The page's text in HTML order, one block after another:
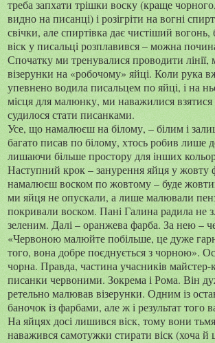
треба запхати трішки воску (краще
видно на писанці) і розігріти на вогні
свічки, але спиртівка дає чистіший вогонь,
віск у писальці розплавився – можна
Спочатку ми тренувалися проводити лінії,
візерунки на «робочому» яйці. Коли рука
упевнено водила писальцем по яйці, і на
місця для малюнку, ми наважилися
судилося стати писанками.
Усе, що намалюєш на білому, – білим і
багато писав по білому, хтось робив лише
лишаючи більше простору для інших
Наступний крок – занурення яйця у
намалюєш воском по жовтому – буде
ми яйця не опускали, а лише малювали
покривали воском. Пані Галина радила не
зеленим. Далі – оранжева фарба. За нею –
«Червоною малюйте побільше, це дуже
того, вона добре поєднується з чорною».
чорна. Правда, частина учасників
писанки червоними. Зокрема і Рома. Він
ретельно малював візерунки. Одним із
баночок із фарбами, але ж і результат того
На яйцях досі лишився віск, тому вони
наважився самотужки стирати віск (хоча й